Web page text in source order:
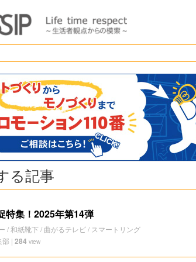
る記事
特集！2025年第14弾
/ 和紙靴下 / 曲がるテレビ / スマートリング
部 | 284 view